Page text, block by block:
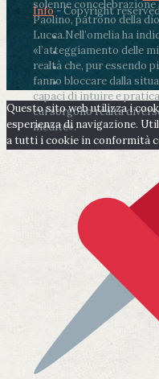
solenne
Paolino, patrono della
Lucca.Nell’omelia ha
«l’atteggiamento delle
realtà che, pur essendo
fanno bloccare dalla
capaci di intuire e
cui sorgono realtà
inedite».
Info- Copyright
Questo sito web utilizza i
esperienza di navigazione.
a tutti i cookie in conformità